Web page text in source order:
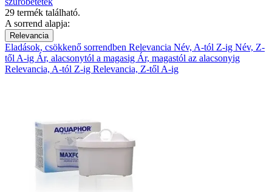
29 termék található.
A sorrend alapja:
Relevancia
Eladások, csökkenő sorrendben Relevancia Név, A-tól Z-ig Név, Z-
től A-ig Ár, alacsonytól a magasig Ár, magastól az alacsonyig
Relevancia, A-tól Z-ig Relevancia, Z-től A-ig